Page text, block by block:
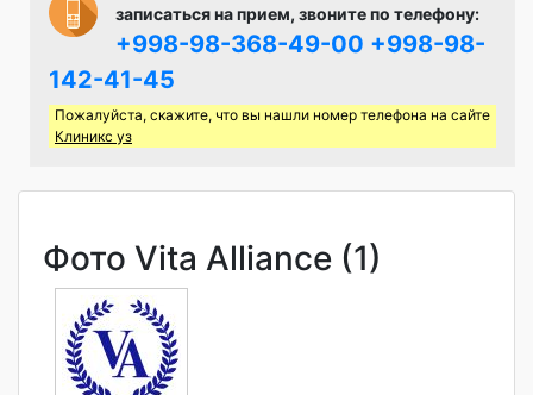
записаться на прием, звоните по телефону:
+998-98-368-49-00 +998-98-
142-41-45
Пожалуйста, скажите, что вы нашли номер телефона на сайте
Клиникс уз
Фото Vita Alliance (1)